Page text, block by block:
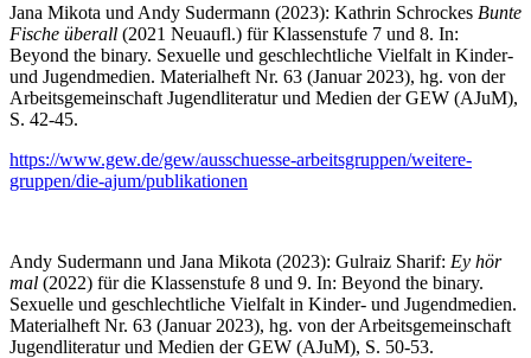
Jana Mikota und Andy Sudermann (2023): Kathrin Schrockes Bunte
Fische überall (2021 Neuaufl.) für Klassenstufe 7 und 8. In:
Beyond the binary. Sexuelle und geschlechtliche Vielfalt in Kinder-
und Jugendmedien. Materialheft Nr. 63 (Januar 2023), hg. von der
Arbeitsgemeinschaft Jugendliteratur und Medien der GEW (AJuM),
S. 42-45.
https://www.gew.de/gew/ausschuesse-arbeitsgruppen/weitere-
gruppen/die-ajum/publikationen
Andy Sudermann und Jana Mikota (2023): Gulraiz Sharif: Ey hör
mal (2022) für die Klassenstufe 8 und 9. In: Beyond the binary.
Sexuelle und geschlechtliche Vielfalt in Kinder- und Jugendmedien.
Materialheft Nr. 63 (Januar 2023), hg. von der Arbeitsgemeinschaft
Jugendliteratur und Medien der GEW (AJuM), S. 50-53.